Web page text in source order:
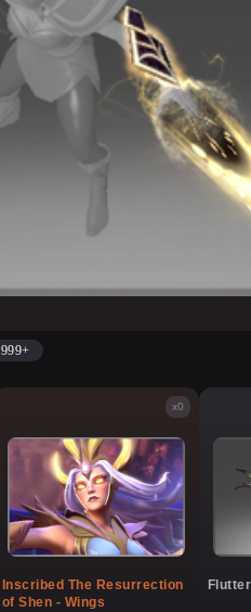
999+
x0
Inscribed The Resurrection
of Shen - Wings